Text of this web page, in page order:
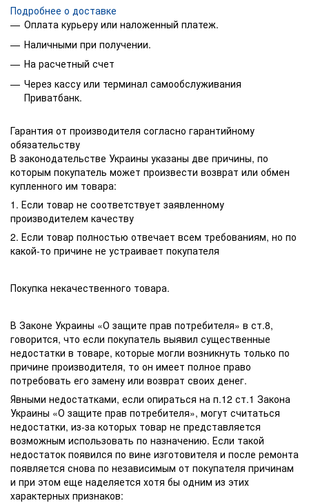
Подробнее о доставке
Оплата курьеру или наложенный платеж.
Наличными при получении.
На расчетный счет
Через кассу или терминал самообслуживания
Приватбанк.
Гарантия от производителя согласно гарантийному
обязательству
В законодательстве Украины указаны две причины, по
которым покупатель может произвести возврат или обмен
купленного им товара:
1. Если товар не соответствует заявленному
производителем качеству
2. Если товар полностью отвечает всем требованиям, но по
какой-то причине не устраивает покупателя
Покупка некачественного товара.
В Законе Украины «О защите прав потребителя» в ст.8,
говорится, что если покупатель выявил существенные
недостатки в товаре, которые могли возникнуть только по
причине производителя, то он имеет полное право
потребовать его замену или возврат своих денег.
Явными недостатками, если опираться на п.12 ст.1 Закона
Украины «О защите прав потребителя», могут считаться
недостатки, из-за которых товар не представляется
возможным использовать по назначению. Если такой
недостаток появился по вине изготовителя и после ремонта
появляется снова по независимым от покупателя причинам
и при этом еще наделяется хотя бы одним из этих
характерных признаков: